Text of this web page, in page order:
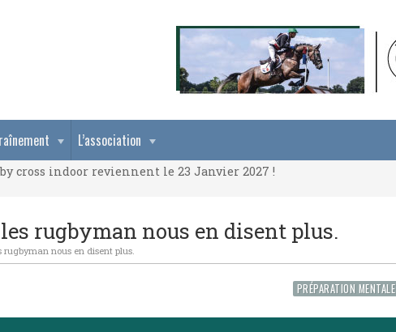
L’association
cross indoor reviennent le 23 Janvier 2027 !
cross indoor reviennent le 23 Janvier 2027 !
rugbyman nous en disent plus.
rugbyman nous en disent plus.
PRÉPARATION MENTALE